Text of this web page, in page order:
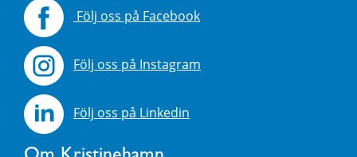
Följ oss på Facebook
Följ oss på Instagram
Följ oss på Linkedin